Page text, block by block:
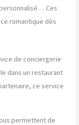
Ces
romantique dès
de conciergerie
dans un restaurant
ce service
permettent de